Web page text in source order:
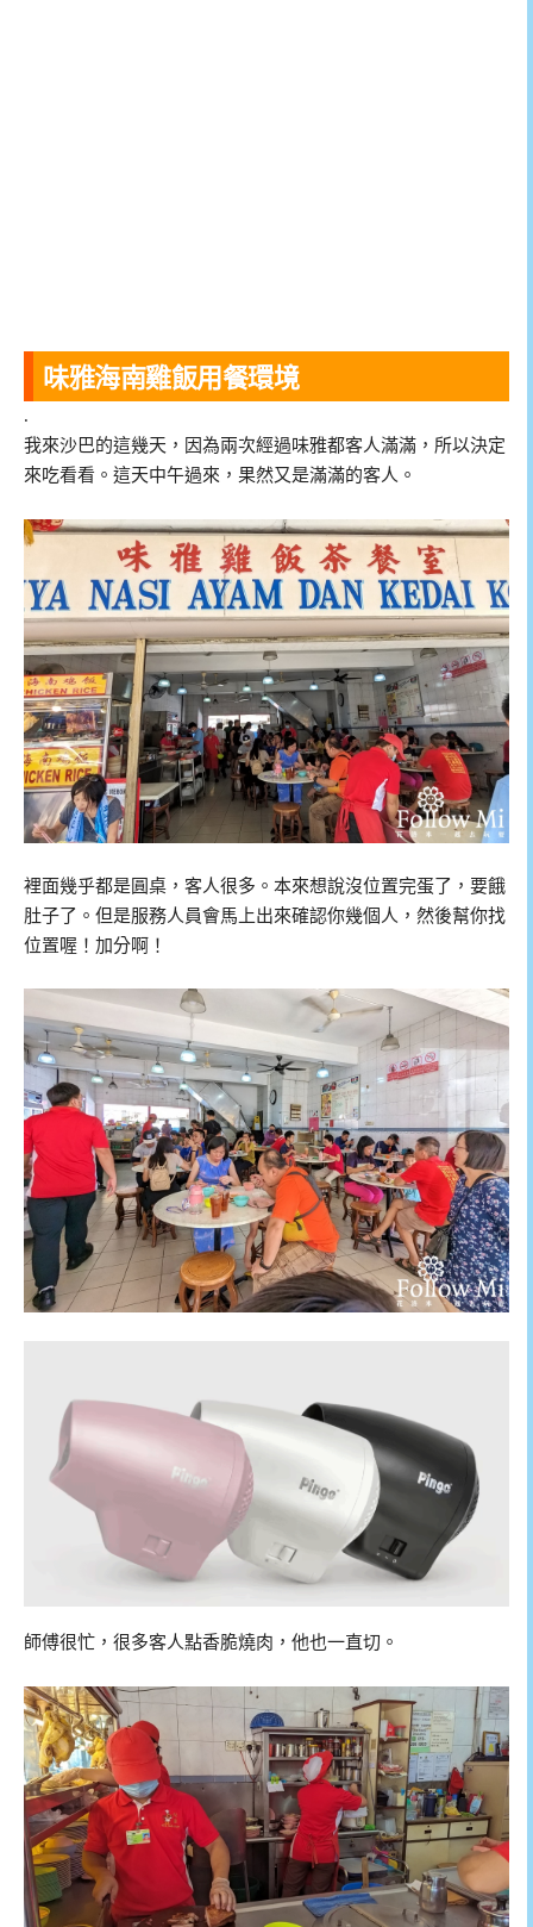
味雅海南雞飯用餐環境
.
我來沙巴的這幾天，因為兩次經過味雅都客人滿滿，所以決定
來吃看看。這天中午過來，果然又是滿滿的客人。
裡面幾乎都是圓桌，客人很多。本來想說沒位置完蛋了，要餓
肚子了。但是服務人員會馬上出來確認你幾個人，然後幫你找
位置喔！加分啊！
師傅很忙，很多客人點香脆燒肉，他也一直切。